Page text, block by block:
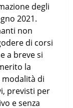
degli
2021.
non
di corsi
a breve si
la
di
previsti per
e senza